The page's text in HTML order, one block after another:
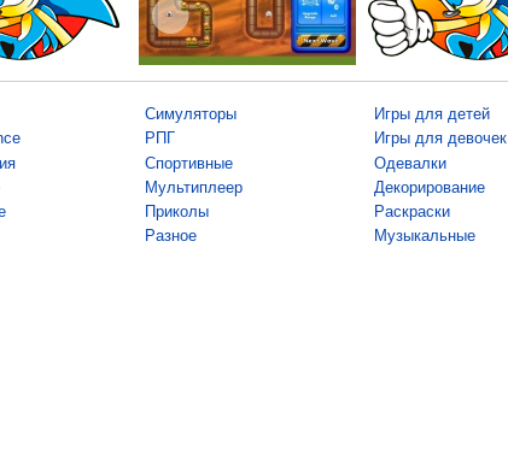
Симуляторы
РПГ
Спортивные
Мультиплеер
Приколы
Разное
Игры для детей
Игры для девочек
Одевалки
Декорирование
Раскраски
Музыкальные